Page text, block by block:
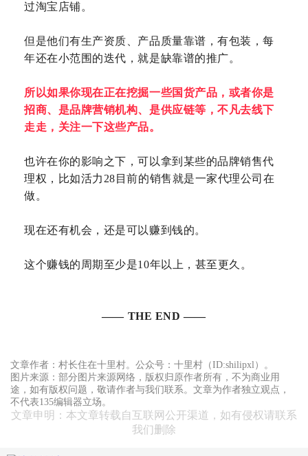
过淘宝店铺。
但是他们有生产资质、产品质量靠谱，有包装，每
年还在小范围的迭代，就是缺靠谱的推广。
所以如果你现在正在挖掘一些国货产品，或者你是
招商、是品牌营销机构、是供应链等，不凡去线下
走走，关注一下这些产品。
也许在你的影响之下，可以拿到某些的品牌销售代
理权，比如活力28目前的销售就是一家代理公司在
做。
现在还有机会，还是可以赚到钱的。
这个赚钱的周期至少是10年以上，甚至更久。
—— THE END ——
文章作者：村长住在十里村。公众号：十里村（ID:shilipxl）。
图片来源：部分图片来源网络，版权归原作者所有，不为商业用
途，如有版权问题，敬请作者与我们联系。文章为作者独立观点，
不代表135编辑器立场。
文章申明：本文章转载自互联网公开渠道，如有侵权请联系
我们删除